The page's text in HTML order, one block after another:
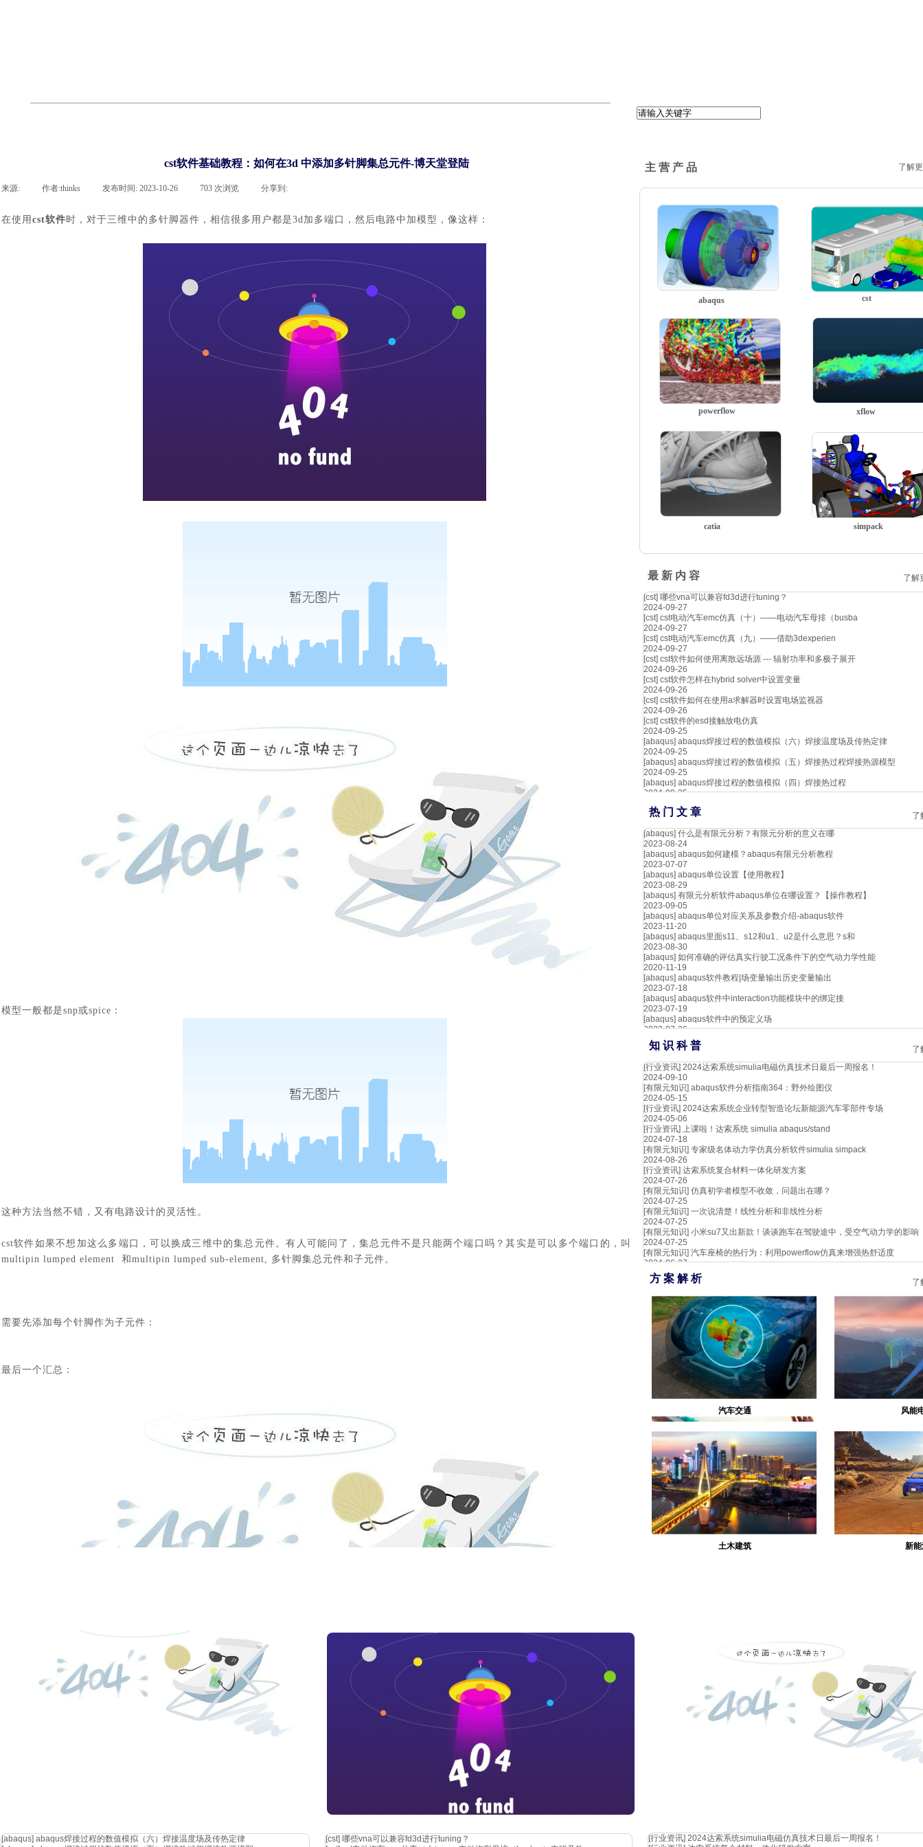
cst软件基础教程：如何在3d 中添加多针脚集总元件-博天堂登陆
来源: 作者:thinks 发布时间: 2023-10-26 703 次浏览 分享到:
在使用 cst软件时， 对于三维中的多针脚器件，相信很多用户都是3d加多端口，然后电路中加模型，像这样：
模型一般都是snp或spice：
这种方法当然不错，又有电路设计的灵活性。
cst软件如果不想加这么多端口，可以换成三维中的集总元件。有人可能问了，集总元件不是只能两个端口吗？其实是可以多个端口的，叫
multipin lumped element 和multipin lumped sub-element, 多针脚集总元件和子元件。
需要先添加每个针脚作为子元件：
最后一个汇总：
主 营 产 品 了解
cst
abaqus
powerflow xflow
simpack
catia
最 新 内 容
了解
[cst] 哪些vna可以兼容fd3d进行tuning？
2024-09-27
[cst] cst电动汽车emc仿真（十）——电动汽车母排（busba
2024-09-27
[cst] cst电动汽车emc仿真（九）——借助3dexperien
2024-09-27
[cst] cst软件如何使用离散远场源 --- 辐射功率和多极子展开
2024-09-26
[cst] cst软件怎样在hybrid solver中设置变量
2024-09-26
[cst] cst软件如何在使用a求解器时设置电场监视器
2024-09-26
[cst] cst软件的esd接触放电仿真
2024-09-25
[abaqus] abaqus焊接过程的数值模拟（六）焊接温度场及传热定律
2024-09-25
[abaqus] abaqus焊接过程的数值模拟（五）焊接热过程焊接热源模型
2024-09-25
[abaqus] abaqus焊接过程的数值模拟（四）焊接热过程
2024-09-25
热 门 文 章
了
[abaqus] 什么是有限元分析？有限元分析的意义在哪
2023-08-24
[abaqus] abaqus如何建模？abaqus有限元分析教程
2023-07-07
[abaqus] abaqus单位设置【使用教程】
2023-08-29
[abaqus] 有限元分析软件abaqus单位在哪设置？【操作教程】
2023-09-05
[abaqus] abaqus单位对应关系及参数介绍-abaqus软件
2023-11-20
[abaqus] abaqus里面s11、s12和u1、u2是什么意思？s和
2023-08-30
[abaqus] 如何准确的评估真实行驶工况条件下的空气动力学性能
2020-11-19
[abaqus] abaqus软件教程|场变量输出历史变量输出
2023-07-18
[abaqus] abaqus软件中interaction功能模块中的绑定接
2023-07-19
[abaqus] abaqus软件中的预定义场
2023-07-26
知 识 科 普
了
[行业资讯] 2024达索系统simulia电磁仿真技术日最后一周报名！
2024-09-10
[有限元知识] abaqus软件分析指南364：野外绘图仪
2024-05-15
[行业资讯] 2024达索系统企业转型智造论坛新能源汽车零部件专场
2024-05-06
[行业资讯] 上课啦！达索系统 simulia abaqus/stand
2024-07-18
[有限元知识] 专家级名体动力学仿真分析软件simulia simpack
2024-08-26
[行业资讯] 达索系统复合材料一体化研发方案
2024-07-26
[有限元知识] 仿真初学者模型不收敛，问题出在哪？
2024-07-25
[有限元知识] 一次说清楚！线性分析和非线性分析
2024-07-25
[有限元知识] 小米su7又出新款！谈谈跑车在驾驶途中，受空气动力学的影响
2024-07-25
[有限元知识] 汽车座椅的热行为：利用powerflow仿真来增强热舒适度
2024-06-27
方 案 解 析 了
汽车交通 风能
生物医疗
土木建筑
新
[行业资讯] 2024达索系统simulia电磁仿真技术日最后一周报名！
[abaqus] abaqus焊接过程的数值模拟（六）焊接温度场及传热定律
[cst] 哪些vna可以兼容fd3d进行tuning？